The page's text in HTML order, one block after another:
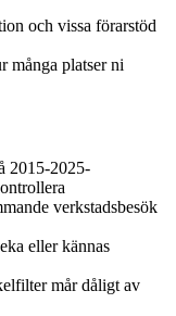
och vissa förarstöd
många platser ni
2015-2025-
verkstadsbesök
eller kännas
mår dåligt av